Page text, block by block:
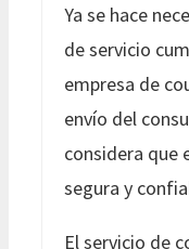
Ya se hace
de servicio
empresa de
envío del
considera que
segura y
El servicio de